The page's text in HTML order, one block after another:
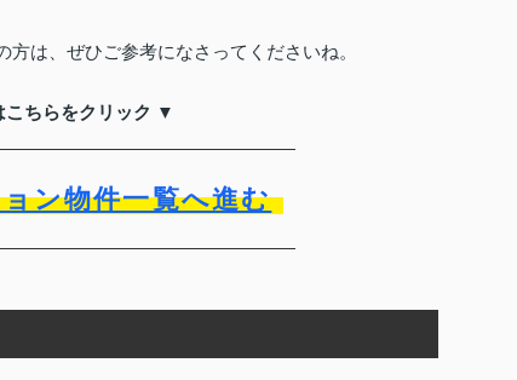
は、ぜひご参考になさってくださいね。
ちらをクリック ▼
ン物件一覧へ進む